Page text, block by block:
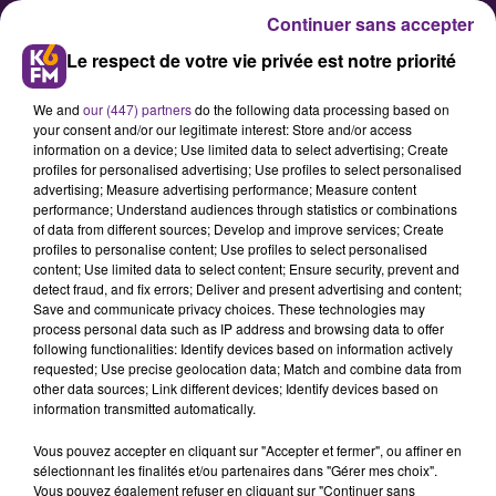
Football : Bahamboula (AS
Monaco) file vers Dijon
Le jeune milieu de terrain de l'AS
Monaco Dylan Bahamboula s'est
engagé officiellement lundi avec le
Dijon Football Côte-d'Or. Prêté au
la septième recrue de club
Le respect de votre vie privée est notre priorité
We and our (447) partnersdo the following data processing based on
your consent and/or our legitimate interest: Store and/or access
information on a device; Use limited data to select advertising; Create
profiles for personalised advertising; Use profiles to select personalised
advertising; Measure advertising performance; Measure content
performance; Understand audiences through statistics or combinations
of data from different sources; Develop and improve services; Create
profiles to personalise content; Use profiles to select personalised
content; Use limited data to select content; Ensure security, prevent and
detect fraud, and fix errors; Deliver and present advertising and content;
Save and communicate privacy choices. These technologies may
process personal data such as IP address and browsing data to offer
following functionalities: Identify devices based on information actively
requested; Use precise geolocation data; Match and combine data from
other data sources; Link different devices; Identify devices based on
information transmitted automatically.
Vous pouvez accepter en cliquant sur "Accepter et fermer", ou affiner en
sélectionnant les finalités et/ou partenaires dans "Gérer mes choix".
Vous pouvez également refuser en cliquant sur "Continuer sans
Continuer sans accepter